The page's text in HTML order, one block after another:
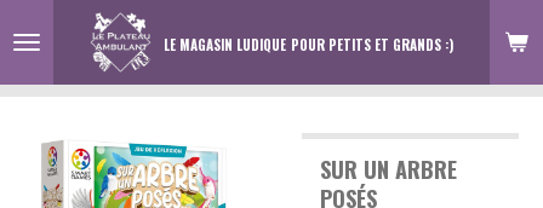
au
contenu
LE MAGASIN LUDIQUE POUR PETITS ET GRANDS :)
SUR UN ARBRE
POSÉS